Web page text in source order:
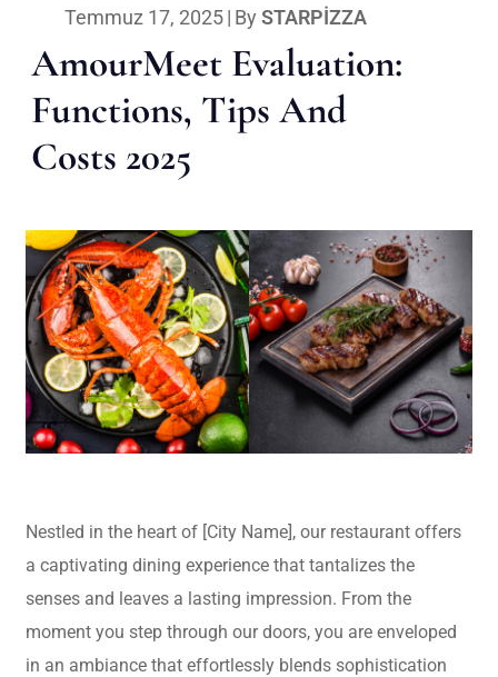
Temmuz 17, 2025| By STARPIZZA
AmourMeet Evaluation:
Functions, Tips And
Costs 2025
Nestled in the heart of [City Name], our restaurant offers
a captivating dining experience that tantalizes the
senses and leaves a lasting impression. From the
moment you step through our doors, you are enveloped
in an ambiance that effortlessly blends sophistication